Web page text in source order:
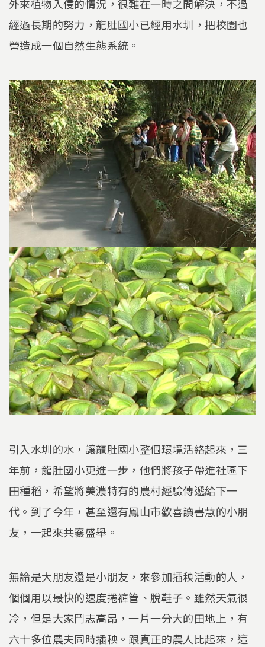
外來植物入侵的情況，很難在一時之間解決，不過
經過長期的努力，龍肚國小已經用水圳，把校園也
營造成一個自然生態系統。
引入水圳的水，讓龍肚國小整個環境活絡起來，三
年前，龍肚國小更進一步，他們將孩子帶進社區下
田種稻，希望將美濃特有的農村經驗傳遞給下一
代。到了今年，甚至還有鳳山市歡喜讀書慧的小朋
友，一起來共襄盛舉。
無論是大朋友還是小朋友，來參加插秧活動的人，
個個用以最快的速度捲褲管、脫鞋子。雖然天氣很
冷，但是大家鬥志高昂，一片一分大的田地上，有
六十多位農夫同時插秧。跟真正的農人比起來，這